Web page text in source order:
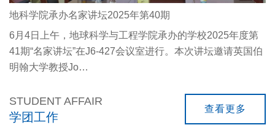
地科学院承办名家讲坛2025年第40期
6月4日上午，地球科学与工程学院承办的学校2025年度第
41期“名家讲坛”在J6-427会议室进行。本次讲坛邀请英国伯
明翰大学教授Jo…
STUDENT AFFAIR
学团工作
查看更多